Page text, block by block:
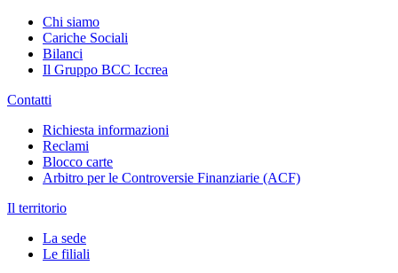
Chi siamo
Cariche Sociali
Bilanci
Il Gruppo BCC Iccrea
Contatti
Richiesta informazioni
Reclami
Blocco carte
Arbitro per le Controversie Finanziarie (ACF)
Il territorio
La sede
Le filiali